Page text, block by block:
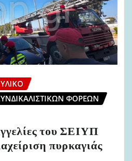
ΦΟΡΈΩΝ
του ΣΕΙΥΠ
πυρκαγιάς